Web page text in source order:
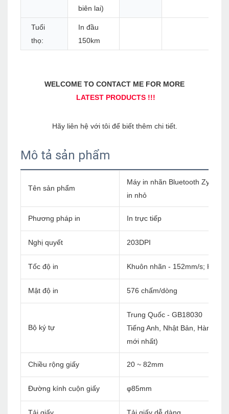
biên lai)
Tuổi
thọ:
In đầu
150km
Mô tả sản phẩm
Tên sản phẩm
Máy in nhãn Bluetooth Zywell
in nhỏ
Phương pháp in In trực tiếp
Nghị quyết 203DPI
Tốc độ in Khuôn nhãn - 152mm/s;
Mật độ in 576 chấm/dòng
Bộ ký tự
Trung Quốc - GB18030
Tiếng Anh, Nhật Bản, Hàn
mới nhất)
Chiều rộng giấy 20 ~ 82mm
Đường kính cuộn giấy φ85mm